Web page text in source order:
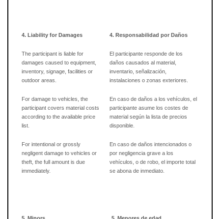
4. Liability for Damages 4. Responsabilidad por Daños
The participant is liable for
damages caused to equipment,
inventory, signage, facilities or
outdoor areas.
For damage to vehicles, the
participant covers material costs
according to the available price
list.
For intentional or grossly
negligent damage to vehicles or
theft, the full amount is due
immediately.
El participante responde de los
daños causados al material,
inventario, señalización,
instalaciones o zonas exteriores.
En caso de daños a los vehículos, el
participante asume los costes de
material según la lista de precios
disponible.
En caso de daños intencionados o
por negligencia grave a los
vehículos, o de robo, el importe total
se abona de inmediato.